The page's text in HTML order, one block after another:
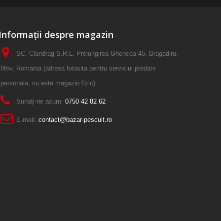
Informații despre magazin
SC. Clandrag S.R.L, Prelungirea Ghencea 45, Bragadiru,
Ilfov, Romania (adresa folosita pentru serviciul predare
personala, nu este magazin fizic)
Sunați-ne acum: 0750 42 82 62
E-mail: contact@bazar-pescuit.ro